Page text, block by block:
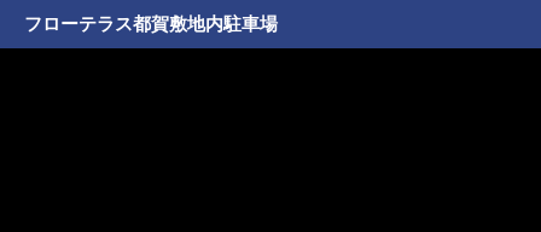
フローテラス都賀敷地内駐車場